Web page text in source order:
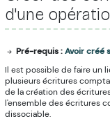
d'une
Pré-requis :Avoir créé
Il est possible de faire un
plusieurs écritures
de la création des
l'ensemble des écritures
dissociable.